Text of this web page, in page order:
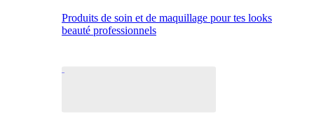
Produits de soin et de maquillage pour tes looks
beauté professionnels